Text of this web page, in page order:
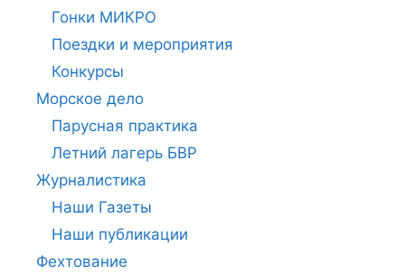
Гонки МИКРО
Поездки и мероприятия
Конкурсы
Морское дело
Парусная практика
Летний лагерь БВР
Журналистика
Наши Газеты
Наши публикации
Фехтование